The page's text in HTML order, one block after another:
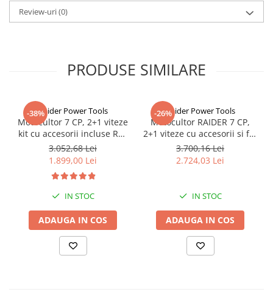
Review-uri(0)
PRODUSE SIMILARE
-38%Raider Power Tools
Motocultor 7 CP, 2+1 viteze
kit cu accesorii incluse RD-
T03
3.052,68 Lei
1.899,00 Lei
IN STOC
ADAUGA IN COS
-26%Raider Power Tools
Motocultor RAIDER 7 CP,
2+1 viteze cu accesorii si far
RD-T07 095112
3.700,16 Lei
2.724,03 Lei
IN STOC
ADAUGA IN COS